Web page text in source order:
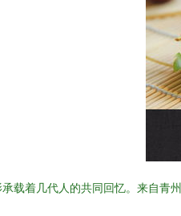
载着几代人的共同回忆。来自